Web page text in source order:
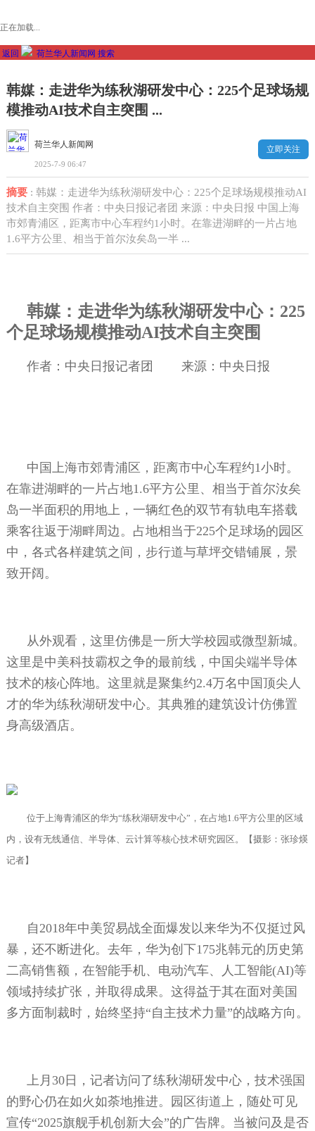
正在加载...
返回 荷兰华人新闻网 搜索
韩媒：走进华为练秋湖研发中心：225个足球场规
模推动AI技术自主突围 ...
荷兰华人新闻网
2025-7-9 06:47
立即关注
摘要: 韩媒：走进华为练秋湖研发中心：225个足球场规模推动AI
技术自主突围 作者：中央日报记者团 来源：中央日报 中国上海
市郊青浦区，距离市中心车程约1小时。在靠进湖畔的一片占地
1.6平方公里、相当于首尔汝矣岛一半 ...
韩媒：走进华为练秋湖研发中心： 225
个足球场规模推动AI技术自主突围
作者：中央日报记者团 来源：中央日报
中国上海市郊青浦区，距离市中心车程约1小时。
在靠进湖畔的一片占地1.6平方公里、相当于首尔汝矣
岛一半面积的用地上，一辆红色的双节有轨电车搭载
乘客往返于湖畔周边。占地相当于225个足球场的园区
中，各式各样建筑之间，步行道与草坪交错铺展，景
致开阔。
从外观看，这里仿佛是一所大学校园或微型新城。
这里是中美科技霸权之争的最前线，中国尖端半导体
技术的核心阵地。这里就是聚集约2.4万名中国顶尖人
才的华为练秋湖研发中心。其典雅的建筑设计仿佛置
身高级酒店。
位于上海青浦区的华为“练秋湖研发中心”，在占地1.6平方公里的区域
内，设有无线通信、半导体、云计算等核心技术研究园区。【摄影：张珍煐
记者】
自 2018年中美贸易战全面爆发以来华为不仅挺过风
暴，还不断进化。去年，华为创下175兆韩元的历史第
二高销售额，在智能手机、电动汽车、人工智能(AI)等
领域持续扩张，并取得成果。这得益于其在面对美国
多方面制裁时，始终坚持“自主技术力量”的战略方向。
上月 30日，记者访问了练秋湖研发中心，技术强国
的野心仍在如火如荼地推进。园区街道上，随处可见
宣传“2025旗舰手机创新大会”的广告牌。当被问及是否